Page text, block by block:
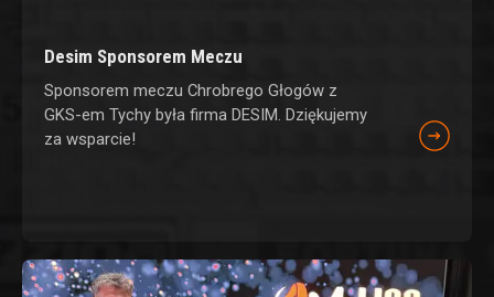
Desim Sponsorem Meczu
Sponsorem meczu Chrobrego Głogów z
GKS-em Tychy była firma DESIM. Dziękujemy
za wsparcie!